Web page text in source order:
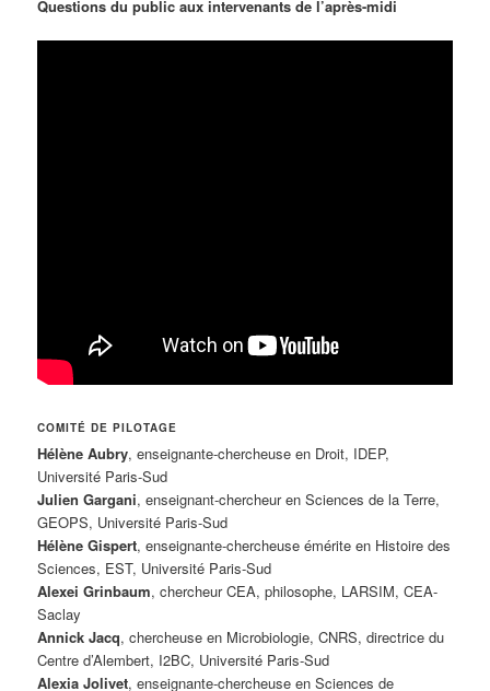
Questions du public aux intervenants de l’après-midi
COMITÉ DE PILOTAGE
Hélène Aubry,enseignante-chercheuse en Droit, IDEP,
Université Paris-Sud
Julien Gargani, enseignant-chercheur en Sciences de la Terre,
GEOPS, Université Paris-Sud
Hélène Gispert, enseignante‐chercheuse émérite en Histoire des
Sciences, EST, Université Paris-Sud
Alexei Grinbaum, chercheur CEA, philosophe, LARSIM, CEA-
Saclay
Annick Jacq, chercheuse en Microbiologie, CNRS, directrice du
Centre d’Alembert, I2BC, Université Paris‐Sud
Alexia Jolivet, enseignante‐chercheuse en Sciences de